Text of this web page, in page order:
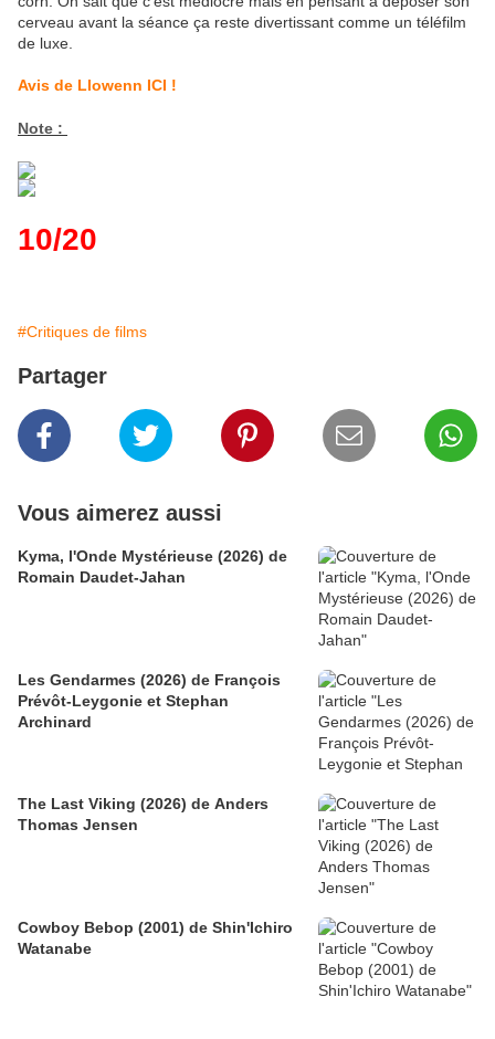
cerveau avant la séance ça reste divertissant comme un téléfilm
de luxe.
Avis de Llowenn ICI !
Note :
10/20
#Critiques de films
Partager
Vous aimerez aussi
Kyma, l'Onde Mystérieuse (2026) de
Romain Daudet-Jahan
Les Gendarmes (2026) de François
Prévôt-Leygonie et Stephan
Archinard
The Last Viking (2026) de Anders
Thomas Jensen
Cowboy Bebop (2001) de Shin'Ichiro
Watanabe